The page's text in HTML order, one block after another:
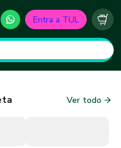
Entra a TUL
Ver todo